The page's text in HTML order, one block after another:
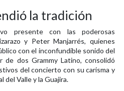
la tradición
presente con las poderosas
y Peter Manjarrés, quienes
con el inconfundible sonido del
de dos Grammy Latino, consolidó
del concierto con su carisma y
del Valle y la Guajira.